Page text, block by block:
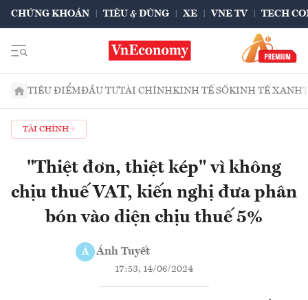
CHỨNG KHOÁN TIÊU & DÙNG XE VNE TV TECH
TIÊU ĐIỂMĐẦU TƯTÀI CHÍNHKINH TẾ SỐKINH TẾ XANH
TÀI CHÍNH
"Thiệt đơn, thiệt kép" vì không
chịu thuế VAT, kiến nghị đưa phân
bón vào diện chịu thuế 5%
Á Ánh Tuyết
17:53, 14/06/2024